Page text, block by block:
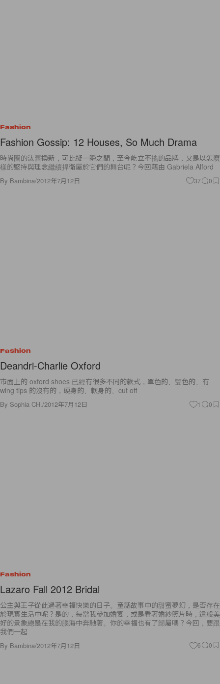
Fashion
Fashion Gossip: 12 Houses, So Much Drama
時尚圈的汰舊換新，可比擬一瞬之間，至今屹立不搖的品牌，又是以怎麼
樣的堅持與理念繼續捍衛屬於它們的舞台呢？今回藉由 Gabriela Alford
By Bambina/2012年7月12日 37 0
Fashion
Deandri-Charlie Oxford
市面上的 oxford shoes 已經有很多不同的款式，單色的、雙色的、有
wing tips 的沒有的，硬身的、軟身的、cut off
By Sophia CH./2012年7月12日 1 0
Fashion
Lazaro Fall 2012 Bridal
公主與王子從此過著幸福快樂的日子。童話故事中的甜蜜夢幻，是否存在
於現實生活中呢？是的，每當我參加婚宴，或是看著婚紗照片時，這般美
好的景象總是在我的腦海中奔馳著。你的幸福也有了歸屬嗎？今回，要跟
我們一起
By Bambina/2012年7月12日 6 0